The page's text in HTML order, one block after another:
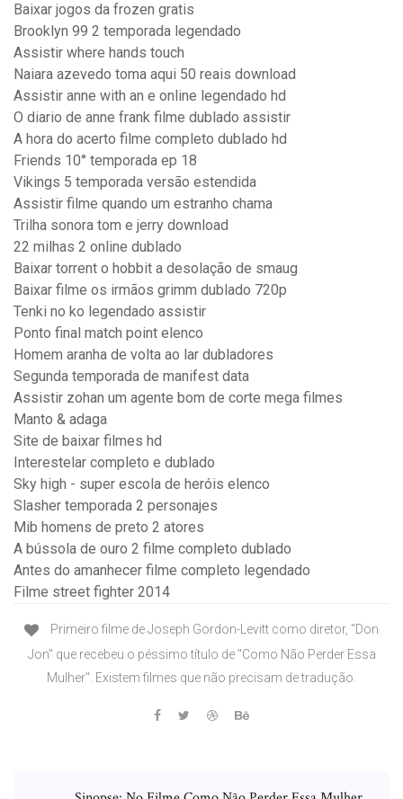
Baixar jogos da frozen gratis
Brooklyn 99 2 temporada legendado
Assistir where hands touch
Naiara azevedo toma aqui 50 reais download
Assistir anne with an e online legendado hd
O diario de anne frank filme dublado assistir
A hora do acerto filme completo dublado hd
Friends 10° temporada ep 18
Vikings 5 temporada versão estendida
Assistir filme quando um estranho chama
Trilha sonora tom e jerry download
22 milhas 2 online dublado
Baixar torrent o hobbit a desolação de smaug
Baixar filme os irmãos grimm dublado 720p
Tenki no ko legendado assistir
Ponto final match point elenco
Homem aranha de volta ao lar dubladores
Segunda temporada de manifest data
Assistir zohan um agente bom de corte mega filmes
Manto & adaga
Site de baixar filmes hd
Interestelar completo e dublado
Sky high - super escola de heróis elenco
Slasher temporada 2 personajes
Mib homens de preto 2 atores
A bússola de ouro 2 filme completo dublado
Antes do amanhecer filme completo legendado
Filme street fighter 2014
Primeiro filme de Joseph Gordon-Levitt como diretor, "Don
Jon" que recebeu o péssimo título de "Como Não Perder Essa
Mulher". Existem filmes que não precisam de tradução.